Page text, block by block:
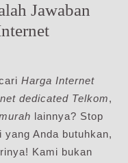
Jawaban
Harga Internet
dedicated Telkom,
lainnya? Stop
Anda butuhkan,
Kami bukan